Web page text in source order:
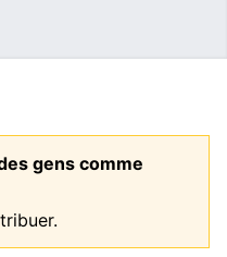
gens comme